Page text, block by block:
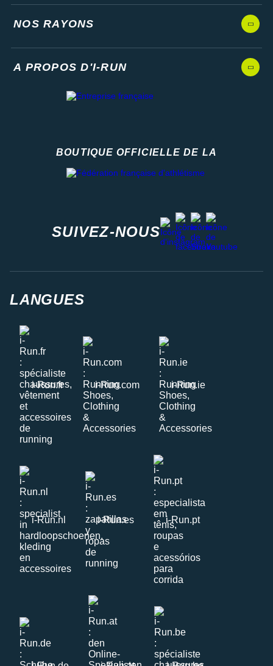
NOS RAYONS
A PROPOS D'I-RUN
BOUTIQUE OFFICIELLE DE LA
SUIVEZ-NOUS
instagram
facebook
stravayoutube
LANGUES
i-Run.fr i-Run.com i-Run.ie
i-Run.nl i-Run.es i-Run.pt